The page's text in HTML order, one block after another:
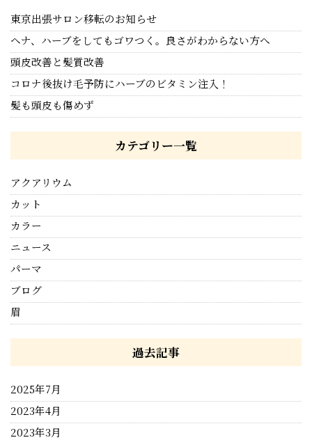
東京出張サロン移転のお知らせ
ヘナ、ハーブをしてもゴワつく。良さがわからない方へ
頭皮改善と髪質改善
コロナ後抜け毛予防にハーブのビタミン注入！
髪も頭皮も傷めず
カテゴリー一覧
アクアリウム
カット
カラー
ニュース
パーマ
ブログ
眉
過去記事
2025年7月
2023年4月
2023年3月